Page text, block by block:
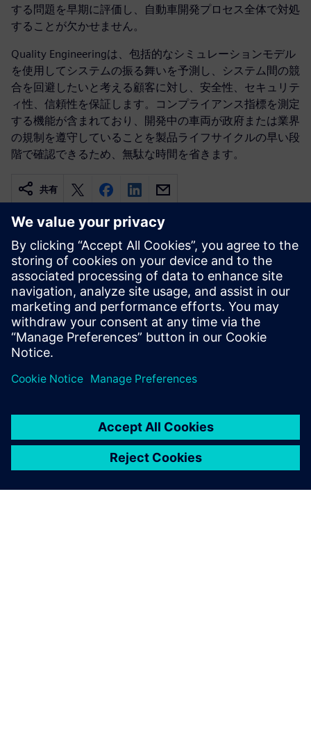
する問題を早期に評価し、自動車開発プロセス全体で対処
することが欠かせません。
Quality Engineeringは、包括的なシミュレーションモデル
を使用してシステムの振る舞いを予測し、システム間の競
合を回避したいと考える顧客に対し、安全性、セキュリテ
ィ性、信頼性を保証します。コンプライアンス指標を測定
する機能が含まれており、開発中の車両が政府または業界
の規制を遵守していることを製品ライフサイクルの早い段
階で確認できるため、無駄な時間を省きます。
共有
関連情報